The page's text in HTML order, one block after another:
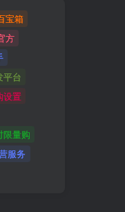
宝箱
方
平台
设置
限量购
服务